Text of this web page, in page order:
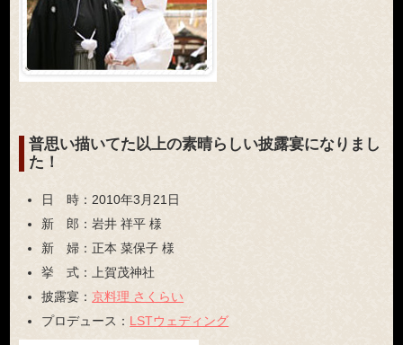
普思い描いてた以上の素晴らしい披露宴になりまし
た！
日 時： 2010年3月21日
新 郎：岩井 祥平 様
新 婦：正本 菜保子 様
挙 式：
上賀茂神社
披露宴：京料理 さくらい
プロデュース： LSTウェディング